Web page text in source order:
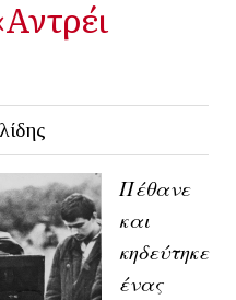
Πέθανε
και
κηδεύτηκε
ένας